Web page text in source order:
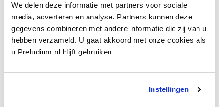
We delen deze informatie met partners voor sociale
media, adverteren en analyse. Partners kunnen deze
gegevens combineren met andere informatie die zij van u
hebben verzameld. U gaat akkoord met onze cookies als
u Preludium.nl blijft gebruiken.
Instellingen